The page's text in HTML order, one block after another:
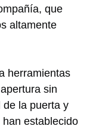
que
altamente
herramientas
sin
la puerta y
establecido